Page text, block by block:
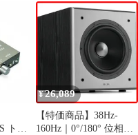
】
ス
対応
Gen 5
12V3S0730D【348】
トー
¥26,089
【特価商品】38Hz-
160Hz｜0°/180° 位相制